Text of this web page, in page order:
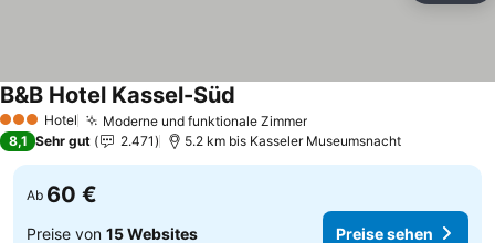
3 SterneHotel Moderne und funktionale Zimmer
B&B Hotel Kassel-Süd
8,1 Sehr gut 2.471 5.2 km bis Kasseler Museumsnacht
Ab 60 €
Preise von 15 Websites Preise sehen